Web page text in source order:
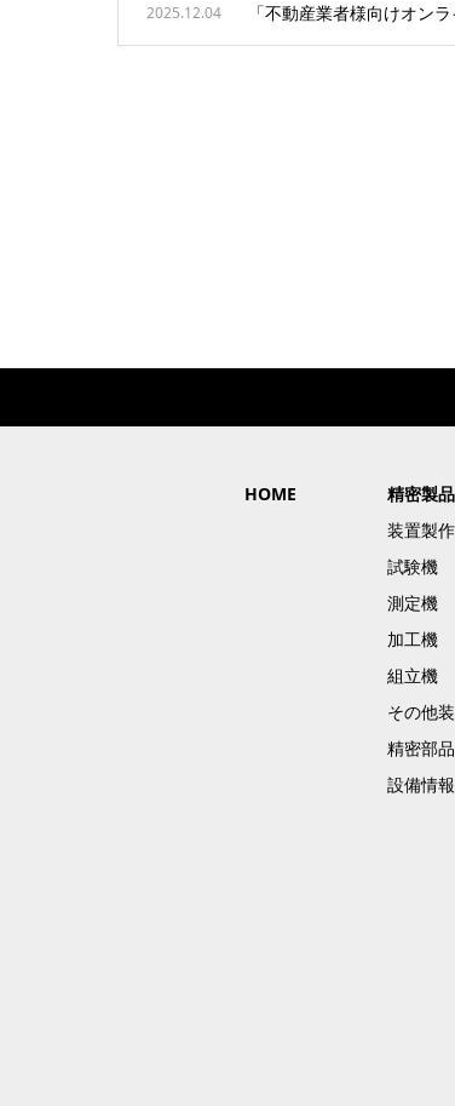
2025.12.04 「不動産業者様向けオン
HOME
精密製
装置製作
試験機
測定機
加工機
組立機
その他
精密部
設備情報